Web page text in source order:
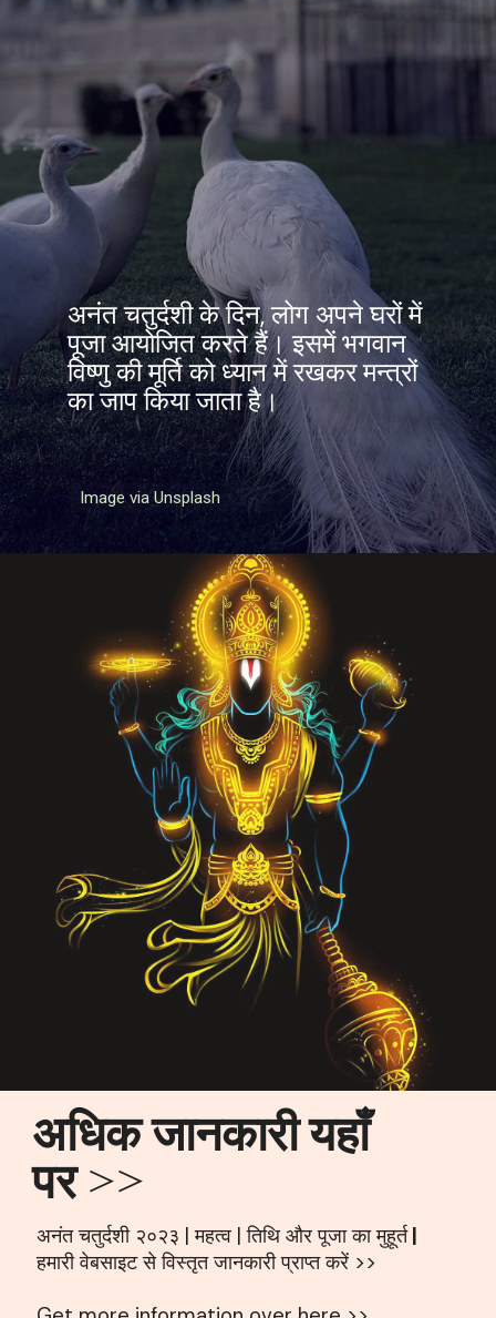
Image via Unsplash
अनंत चतुर्दशी के दिन, लोग अपने घरों में
पूजा आयोजित करते हैं। इसमें भगवान
विष्णु की मूर्ति को ध्यान में रखकर मन्त्रों
का जाप किया जाता है।
अधिक जानकारी यहाँ
पर >>
अनंत चतुर्दशी २०२३ | महत्व | तिथि और पूजा का मुहूर्त|
हमारी वेबसाइट से विस्तृत जानकारी प्राप्त करें >>